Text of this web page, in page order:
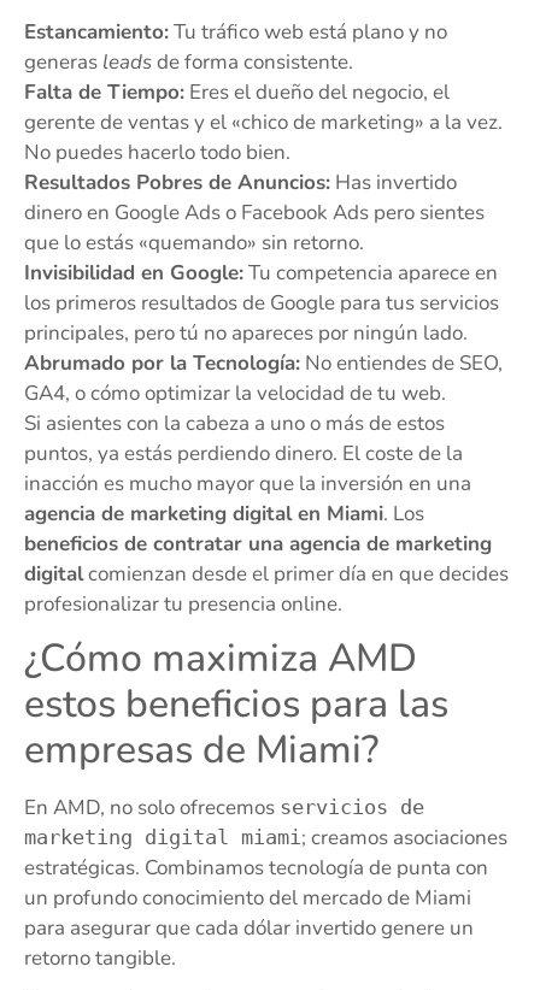
Estancamiento:Tu tráfico web está plano y no
generas leadsde forma consistente.
Falta de Tiempo: Eres el dueño del negocio, el
gerente de ventas y el «chico de marketing» a la vez.
No puedes hacerlo todo bien.
Resultados Pobres de Anuncios: Has invertido
dinero en Google Ads o Facebook Ads pero sientes
que lo estás «quemando» sin retorno.
Invisibilidad en Google:Tu competencia aparece en
los primeros resultados de Google para tus servicios
principales, pero tú no apareces por ningún lado.
Abrumado por la Tecnología: No entiendes de SEO,
GA4, o cómo optimizar la velocidad de tu web.
Si asientes con la cabeza a uno o más de estos
puntos, ya estás perdiendo dinero. El coste de la
inacción es mucho mayor que la inversión en una
agencia de marketing digital en Miami. Los
beneficios de contratar una agencia de marketing
digitalcomienzan desde el primer día en que decides
profesionalizar tu presencia online.
¿Cómo maximiza AMD
estos beneficios para las
empresas de Miami?
En AMD, no solo ofrecemos servicios de
marketing digital miami; creamos asociaciones
estratégicas. Combinamos tecnología de punta con
un profundo conocimiento del mercado de Miami
para asegurar que cada dólar invertido genere un
retorno tangible.